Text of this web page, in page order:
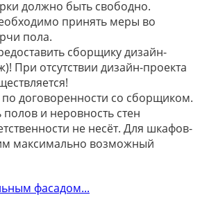
должно быть свободно.
принять меры во
пола.
сборщику дизайн-
При отсутствии дизайн-проекта
договоренности со сборщиком.
и неровность стен
не несёт. Для шкафов-
максимально возможный
фасадом...